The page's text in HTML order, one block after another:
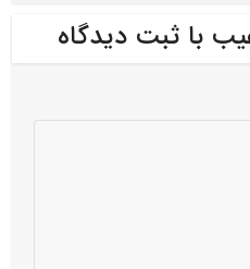
با ثبت دیدگاه